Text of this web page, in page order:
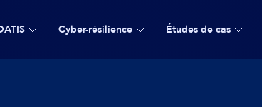
Cyber-résilience Études de cas